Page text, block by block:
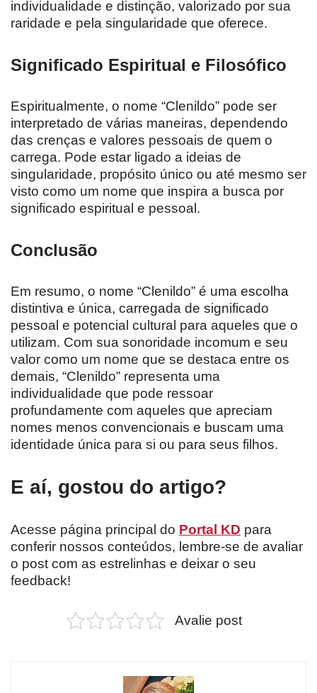
individualidade e distinção, valorizado por sua
raridade e pela singularidade que oferece.
Significado Espiritual e Filosófico
Espiritualmente, o nome “Clenildo” pode ser
interpretado de várias maneiras, dependendo
das crenças e valores pessoais de quem o
carrega. Pode estar ligado a ideias de
singularidade, propósito único ou até mesmo ser
visto como um nome que inspira a busca por
significado espiritual e pessoal.
Conclusão
Em resumo, o nome “Clenildo” é uma escolha
distintiva e única, carregada de significado
pessoal e potencial cultural para aqueles que o
utilizam. Com sua sonoridade incomum e seu
valor como um nome que se destaca entre os
demais, “Clenildo” representa uma
individualidade que pode ressoar
profundamente com aqueles que apreciam
nomes menos convencionais e buscam uma
identidade única para si ou para seus filhos.
E aí, gostou do artigo?
Acesse página principal do Portal KD para
conferir nossos conteúdos, lembre-se de avaliar
o post com as estrelinhas e deixar o seu
feedback!
Avalie post